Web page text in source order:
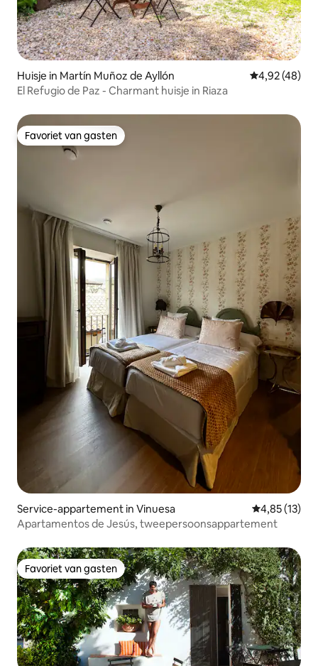
Huisje in Martín Muñoz de Ayllón Gemiddelde
4,92 (48)
El Refugio de Paz - Charmant huisje in Riaza
Favoriet van gasten
Favoriet van gasten
Service-appartement in Vinuesa Gemiddelde
4,85 (13)
Apartamentos de Jesús, tweepersoonsappartement
Favoriet van gasten
Favoriet van gasten